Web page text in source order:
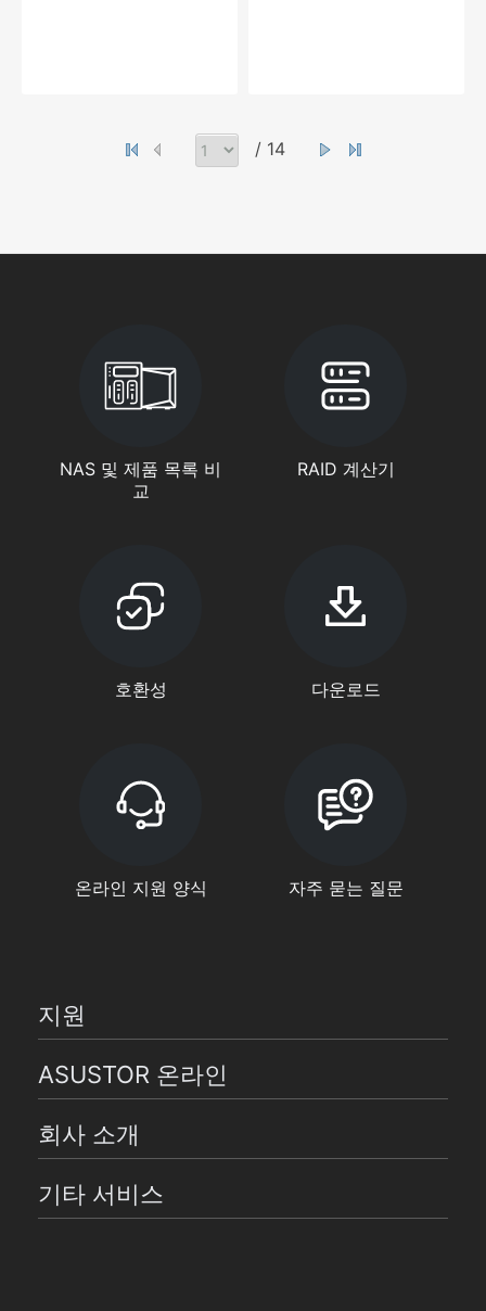
/ 14
NAS 및 제품 목록 비
교
RAID 계산기
호환성 다운로드
온라인 지원 양식 자주 묻는 질문
지원
ASUSTOR 온라인
회사 소개
기타 서비스